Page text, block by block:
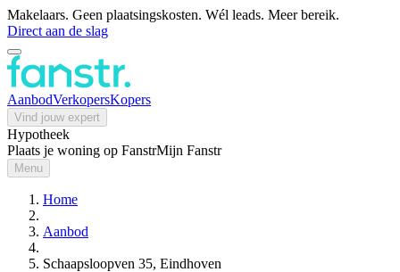
Makelaars. Geen plaatsingskosten. Wél leads. Meer bereik.
Direct aan de slag
AanbodVerkopersKopers
Vind jouw expert
Hypotheek
Plaats je woning op FanstrMijn Fanstr
Menu
Home
Aanbod
Schaapsloopven 35, Eindhoven